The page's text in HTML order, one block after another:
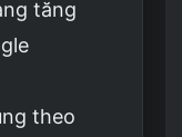
tăng
theo